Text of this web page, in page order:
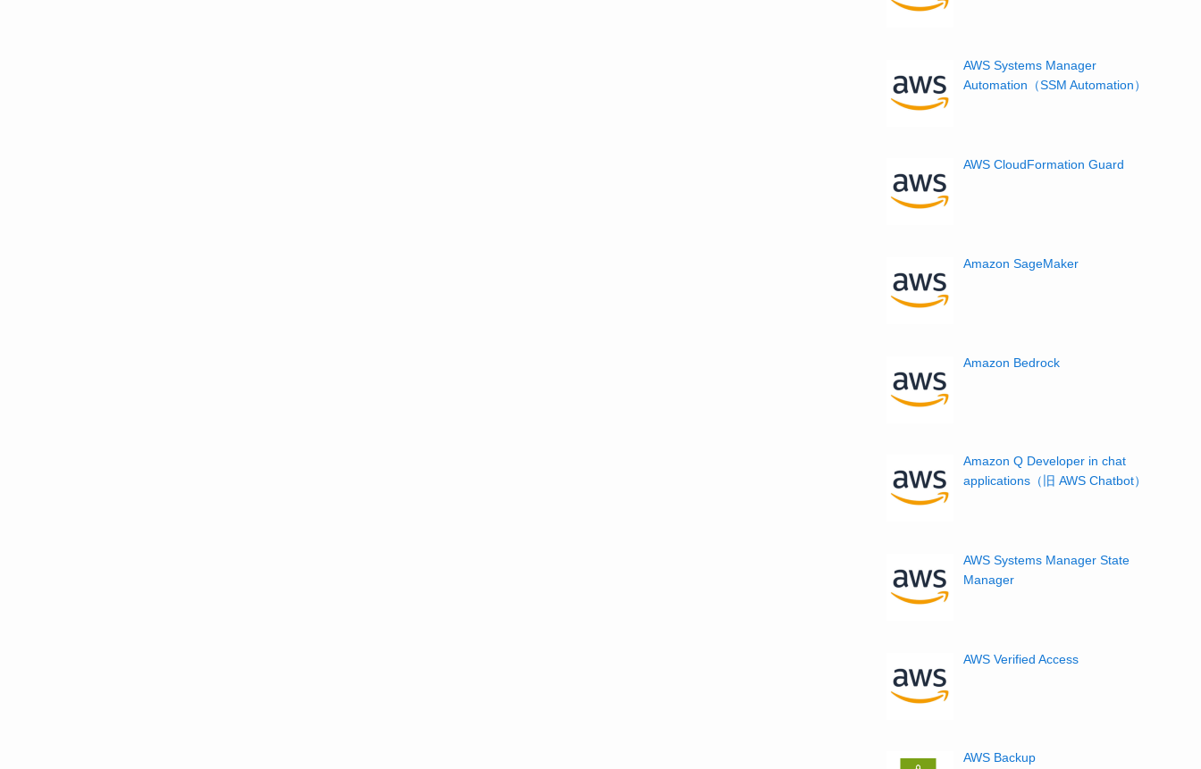
AWS Systems Manager
Automation（SSM Automation）
AWS CloudFormation Guard
Amazon SageMaker
Amazon Bedrock
Amazon Q Developer in chat
applications（旧 AWS Chatbot）
AWS Systems Manager State
Manager
AWS Verified Access
AWS Backup